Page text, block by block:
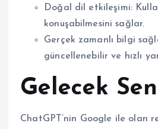
Doğal dil etkileşimi:
konuşabilmesini sağlar.
Gerçek zamanlı bilgi
güncellenebilir ve hızlı
Gelecek
ChatGPT’nin Google ile olan